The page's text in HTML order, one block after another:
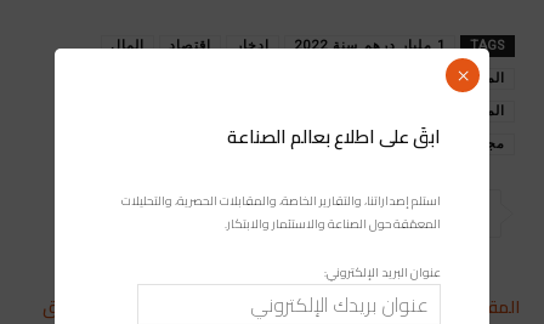
TAGS 1 مليار درهم سنة 2022 إدخار اقتصاد المال
المغرب
المندوبية السامية للتخطيط: الادخار الوطني بلغ 356
مجلة صناعة المغرب
المقال السابق المقال التالي
ابقَ على اطلاع بعالم الصناعة
استلم إصداراتنا، والتقارير الخاصة، والمقابلات الحصرية، والتحليلات
المعمّقة حول الصناعة والاستثمار والابتكار.
عنوان البريد الإلكتروني:
×